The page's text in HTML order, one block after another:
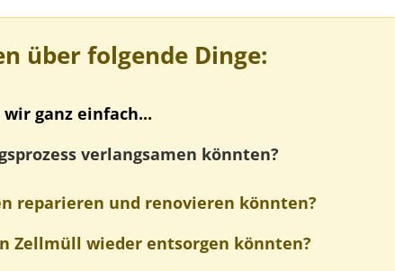
über folgende Dinge:
ganz einfach...
verlangsamen könnten?
reparieren und renovieren könnten?
Zellmüll wieder entsorgen könnten?